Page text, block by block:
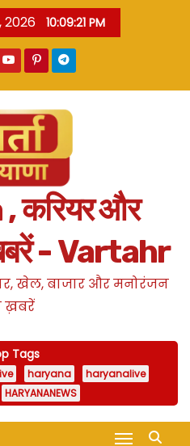
2026 10:09:21 PM
करियर और
- Vartahr
खेल, बाजार और मनोरंजन
ख़बरें
Tags
haryana
haryanalive
HARYANANEWS